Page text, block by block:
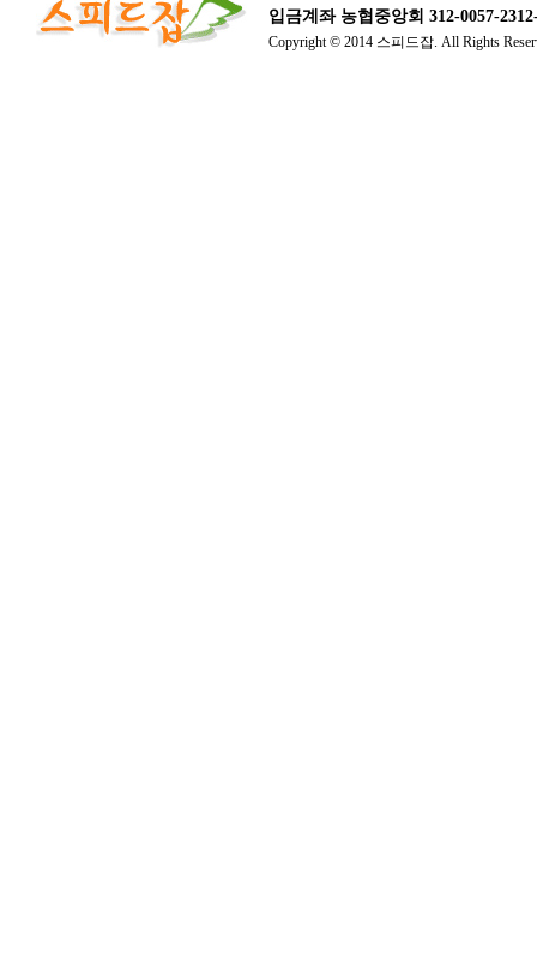
입금계좌 농협중앙회 312-0057-
Copyright © 2014 스피드잡. All Rights